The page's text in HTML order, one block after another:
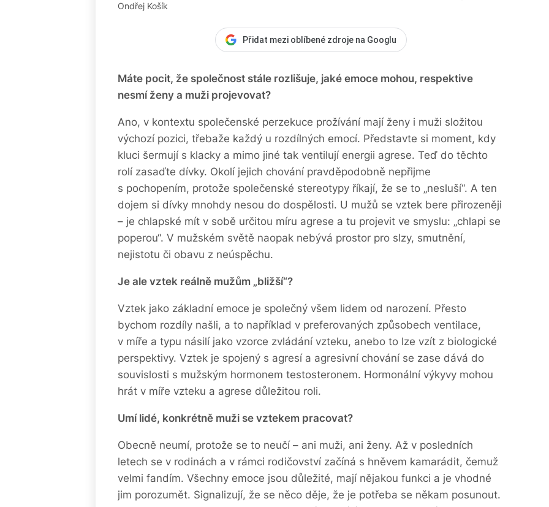
Ondřej Košík
Přidat mezi oblíbené zdroje na Googlu
Máte pocit, že společnost stále rozlišuje, jaké emoce mohou, respektive
nesmí ženy a muži projevovat?
Ano, v kontextu společenské perzekuce prožívání mají ženy i muži složitou
výchozí pozici, třebaže každý u rozdílných emocí. Představte si moment, kdy
kluci šermují s klacky a mimo jiné tak ventilují energii agrese. Teď do těchto
rolí zasaďte dívky. Okolí jejich chování pravděpodobně nepřijme
s pochopením, protože společenské stereotypy říkají, že se to „nesluší“. A ten
dojem si dívky mnohdy nesou do dospělosti. U mužů se vztek bere přirozeněji
– je chlapské mít v sobě určitou míru agrese a tu projevit ve smyslu: „chlapi se
poperou“. V mužském světě naopak nebývá prostor pro slzy, smutnění,
nejistotu či obavu z neúspěchu.
Je ale vztek reálně mužům „bližší“?
Vztek jako základní emoce je společný všem lidem od narození. Přesto
bychom rozdíly našli, a to například v preferovaných způsobech ventilace,
v míře a typu násilí jako vzorce zvládání vzteku, anebo to lze vzít z biologické
perspektivy. Vztek je spojený s agresí a agresivní chování se zase dává do
souvislosti s mužským hormonem testosteronem. Hormonální výkyvy mohou
hrát v míře vzteku a agrese důležitou roli.
Umí lidé, konkrétně muži se vztekem pracovat?
Obecně neumí, protože se to neučí – ani muži, ani ženy. Až v posledních
letech se v rodinách a v rámci rodičovství začíná s hněvem kamarádit, čemuž
velmi fandím. Všechny emoce jsou důležité, mají nějakou funkci a je vhodné
jim porozumět. Signalizují, že se něco děje, že je potřeba se někam posunout.